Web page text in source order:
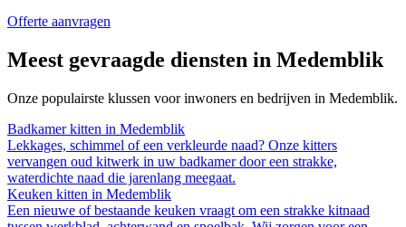
Offerte aanvragen
Meest gevraagde diensten in Medemblik
Onze populairste klussen voor inwoners en bedrijven in Medemblik.
Badkamer kitten in Medemblik
Lekkages, schimmel of een verkleurde naad? Onze kitters
vervangen oud kitwerk in uw badkamer door een strakke,
waterdichte naad die jarenlang meegaat.
Keuken kitten in Medemblik
Een nieuwe of bestaande keuken vraagt om een strakke kitnaad